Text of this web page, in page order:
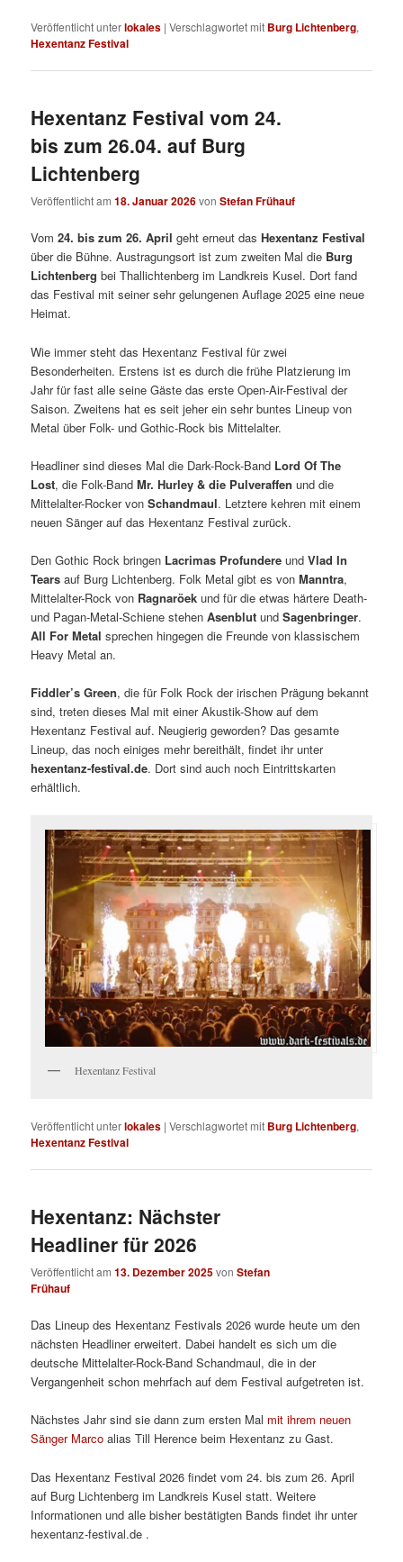
Veröffentlicht unterlokales |Verschlagwortet mit Burg Lichtenberg,
Hexentanz Festival
Hexentanz Festival vom 24.
bis zum 26.04. auf Burg
Lichtenberg
Veröffentlicht am18. Januar 2026vonStefan Frühauf
Vom24. bis zum 26. April geht erneut dasHexentanz Festival
über die Bühne. Austragungsort ist zum zweiten Mal die Burg
Lichtenberg bei Thallichtenberg im Landkreis Kusel. Dort fand
das Festival mit seiner sehr gelungenen Auflage 2025 eine neue
Heimat.
Wie immer steht das Hexentanz Festival für zwei
Besonderheiten. Erstens ist es durch die frühe Platzierung im
Jahr für fast alle seine Gäste das erste Open-Air-Festival der
Saison. Zweitens hat es seit jeher ein sehr buntes Lineup von
Metal über Folk- und Gothic-Rock bis Mittelalter.
Headliner sind dieses Mal die Dark-Rock-Band Lord Of The
Lost, die Folk-BandMr. Hurley & die Pulveraffen und die
Mittelalter-Rocker vonSchandmaul. Letztere kehren mit einem
neuen Sänger auf das Hexentanz Festival zurück.
Den Gothic Rock bringen Lacrimas Profundere undVlad In
Tears auf Burg Lichtenberg. Folk Metal gibt es vonManntra,
Mittelalter-Rock von Ragnaröek und für die etwas härtere Death-
und Pagan-Metal-Schiene stehenAsenblut undSagenbringer.
All For Metal sprechen hingegen die Freunde von klassischem
Heavy Metal an.
Fiddler’s Green, die für Folk Rock der irischen Prägung bekannt
sind, treten dieses Mal mit einer Akustik-Show auf dem
Hexentanz Festival auf. Neugierig geworden? Das gesamte
Lineup, das noch einiges mehr bereithält, findet ihr unter
hexentanz-festival.de. Dort sind auch noch Eintrittskarten
erhältlich.
Hexentanz Festival
Veröffentlicht unterlokales |Verschlagwortet mit Burg Lichtenberg,
Hexentanz Festival
Hexentanz: Nächster
Headliner für 2026
Veröffentlicht am13. Dezember 2025vonStefan
Frühauf
Das Lineup des Hexentanz Festivals 2026 wurde heute um den
nächsten Headliner erweitert. Dabei handelt es sich um die
deutsche Mittelalter-Rock-Band Schandmaul, die in der
Vergangenheit schon mehrfach auf dem Festival aufgetreten ist.
Nächstes Jahr sind sie dann zum ersten Mal mit ihrem neuen
Sänger Marco alias Till Herence beim Hexentanz zu Gast.
Das Hexentanz Festival 2026 findet vom 24. bis zum 26. April
auf Burg Lichtenberg im Landkreis Kusel statt. Weitere
Informationen und alle bisher bestätigten Bands findet ihr unter
hexentanz-festival.de .